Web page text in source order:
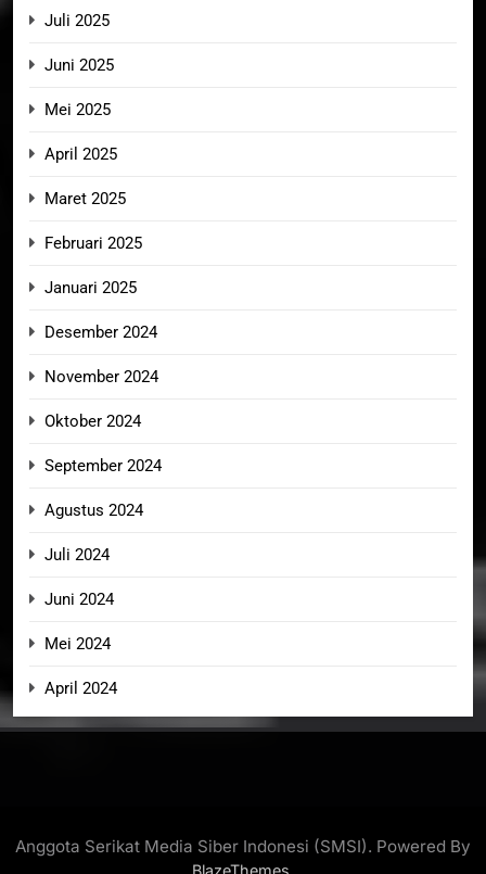
Juli 2025
Juni 2025
Mei 2025
April 2025
Maret 2025
Februari 2025
Januari 2025
Desember 2024
November 2024
Oktober 2024
September 2024
Agustus 2024
Juli 2024
Juni 2024
Mei 2024
April 2024
Anggota Serikat Media Siber Indonesi (SMSI). Powered By